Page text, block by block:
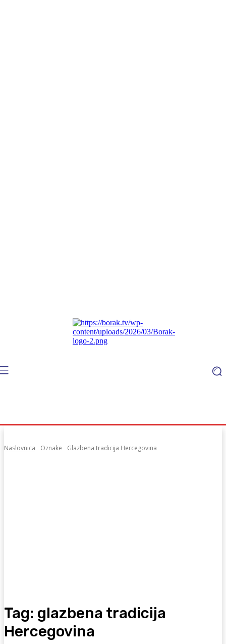
Naslovnica Oznake Glazbena tradicija Hercegovina
Tag: glazbena tradicija
Hercegovina